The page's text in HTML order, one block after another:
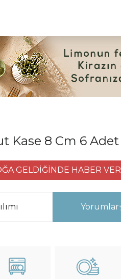
Kase 8 Cm 6 Adet
GELDİĞİNDE HABER VER
Yorumlar